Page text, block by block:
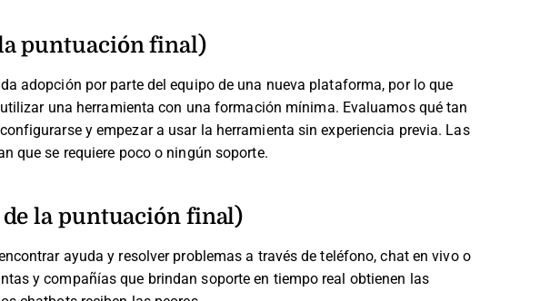
puntuación final)
adopción por parte del equipo de una nueva plataforma, por lo que
una herramienta con una formación mínima. Evaluamos qué tan
y empezar a usar la herramienta sin experiencia previa. Las
que se requiere poco o ningún soporte.
de la puntuación final)
ayuda y resolver problemas a través de teléfono, chat en vivo o
y compañías que brindan soporte en tiempo real obtienen las